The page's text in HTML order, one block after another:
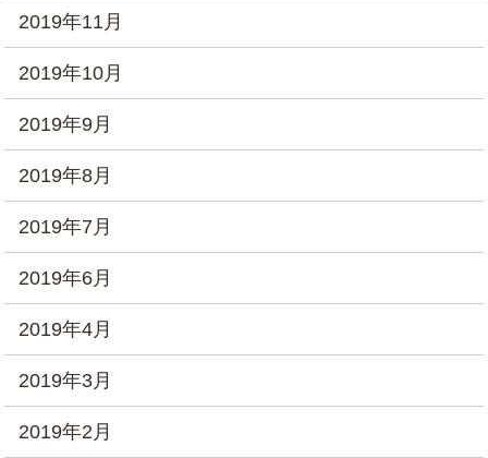
2019年11月
2019年10月
2019年9月
2019年8月
2019年7月
2019年6月
2019年4月
2019年3月
2019年2月